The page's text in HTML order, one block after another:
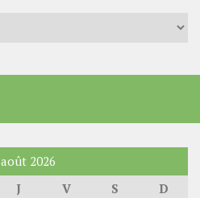
août 2026
J V S
D